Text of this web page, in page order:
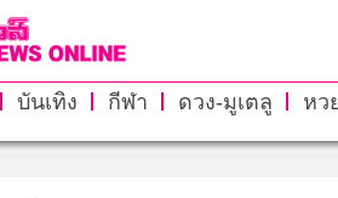
บันเทิง กีฬา ดวง-มูเตลู หว